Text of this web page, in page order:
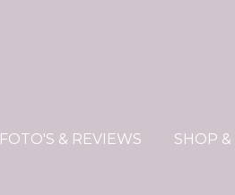
FOTO'S & REVIEWS SHOP